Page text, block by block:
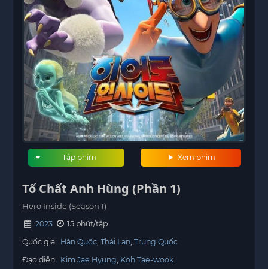
Xem phim
Tập phim
Tố Chất Anh Hùng (Phần 1)
Hero Inside (Season 1)
2023
15 phút/tập
Quốc gia: Hàn Quốc Thái Lan Trung Quốc
Đạo diễn: Kim Jae Hyung Koh Tae-wook